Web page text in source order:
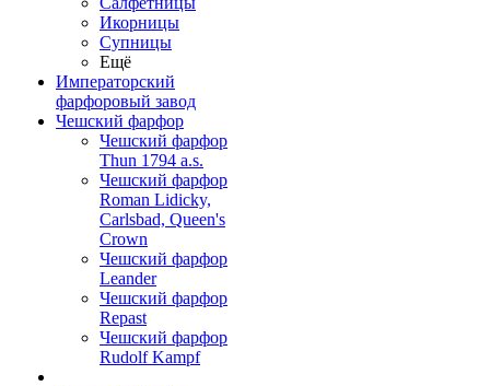
Икорницы
Супницы
Ещё
Императорский
фарфоровый завод
Чешский фарфор
Чешский фарфор
Thun 1794 a.s.
Чешский фарфор
Roman Lidicky,
Carlsbad, Queen's
Crown
Чешский фарфор
Leander
Чешский фарфор
Repast
Чешский фарфор
Rudolf Kampf